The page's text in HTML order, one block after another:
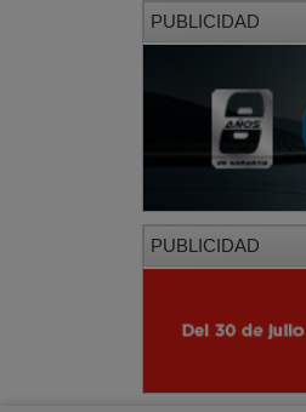
PUBLICIDAD
PUBLICIDAD